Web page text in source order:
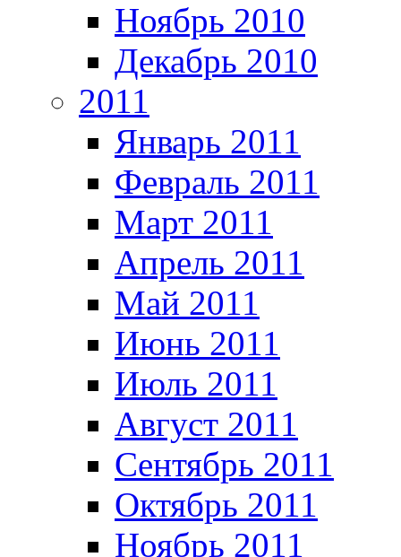
Ноябрь 2010
Декабрь 2010
2011
Январь 2011
Февраль 2011
Март 2011
Апрель 2011
Май 2011
Июнь 2011
Июль 2011
Август 2011
Сентябрь 2011
Октябрь 2011
Ноябрь 2011